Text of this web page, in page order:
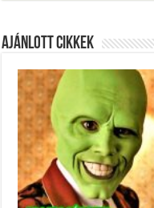
Ajánlott Cikkek